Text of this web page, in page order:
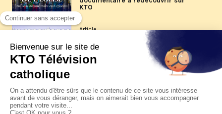
KTO
Article
Les reportages d'été 2026 de KTO
La visite pastorale du pape Léon
XIV à Assise à suivre sur KTO le
jeudi 6 août